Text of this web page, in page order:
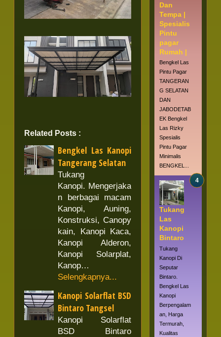
Related Posts :
Bengkel Las Kanopi
Tangerang Selatan
Tukang
Kanopi. Mengerjaka
n berbagai macam
Kanopi, Auning,
Konstruksi, Canopy
kain, Kanopi Kaca,
Kanopi Alderon,
Kanopi Solarplat,
Kanop…
Selengkapnya...
Kanopi Solarflat BSD
Bintaro Tangsel
Kanopi Solarflat
BSD Bintaro
Dan
Tempa |
Spesialis
Pintu
pagar
Rumah |
Bengkel Las
Pintu Pagar
TANGERAN
G SELATAN
DAN
JABODETAB
EK Bengkel
Las Rizky
Spesialis
Pintu Pagar
Minimalis
BENGKEL...
Tukang
Las
Kanopi
Bintaro
Tukang
Kanopi Di
Seputar
Bintaro.
Bengkel Las
Kanopi
Berpengalam
an, Harga
Termurah,
Kualitas